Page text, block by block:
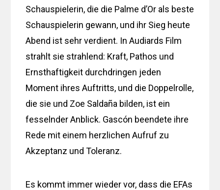
Schauspielerin, die die Palme d’Or als beste
Schauspielerin gewann, und ihr Sieg heute
Abend ist sehr verdient. In Audiards Film
strahlt sie strahlend: Kraft, Pathos und
Ernsthaftigkeit durchdringen jeden
Moment ihres Auftritts, und die Doppelrolle,
die sie und Zoe Saldaña bilden, ist ein
fesselnder Anblick. Gascón beendete ihre
Rede mit einem herzlichen Aufruf zu
Akzeptanz und Toleranz.
Es kommt immer wieder vor, dass die EFAs